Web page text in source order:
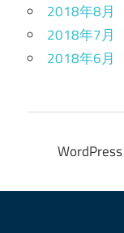
2018年8月
2018年7月
2018年6月